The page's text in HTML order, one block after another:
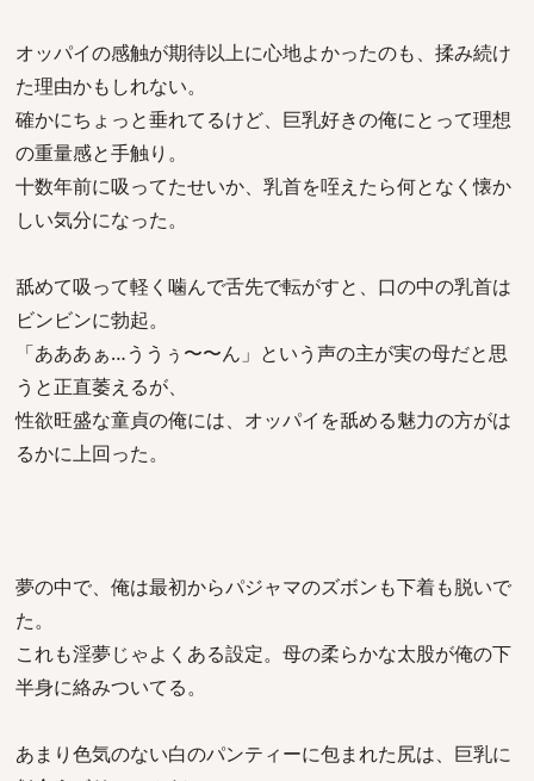
オッパイの感触が期待以上に心地よかったのも、揉み続け
た理由かもしれない。
確かにちょっと垂れてるけど、巨乳好きの俺にとって理想
の重量感と手触り。
十数年前に吸ってたせいか、乳首を咥えたら何となく懐か
しい気分になった。
舐めて吸って軽く噛んで舌先で転がすと、口の中の乳首は
ビンビンに勃起。
「あああぁ…ううぅ〜〜ん」という声の主が実の母だと思
うと正直萎えるが、
性欲旺盛な童貞の俺には、オッパイを舐める魅力の方がは
るかに上回った。
夢の中で、俺は最初からパジャマのズボンも下着も脱いで
た。
これも淫夢じゃよくある設定。母の柔らかな太股が俺の下
半身に絡みついてる。
あまり色気のない白のパンティーに包まれた尻は、巨乳に